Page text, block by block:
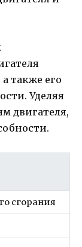
также его
Уделяя
двигателя,
сгорания